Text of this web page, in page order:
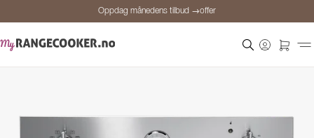
Oppdag månedens tilbud →offer